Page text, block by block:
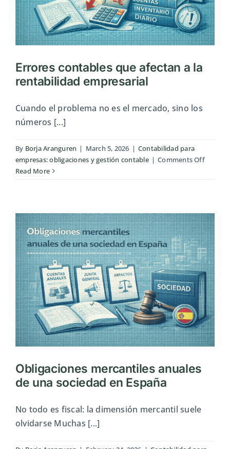
Errores contables que afectan a la
rentabilidad empresarial
Cuando el problema no es el mercado, sino los
números [...]
By Borja Aranguren | March 5, 2026 | Contabilidad para
empresas: obligaciones y gestión contable | Comments Offon
a
la
Read More
Obligaciones mercantiles anuales
de una sociedad en España
No todo es fiscal: la dimensión mercantil suele
olvidarse Muchas [...]